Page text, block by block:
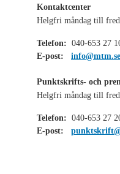
Kontaktcenter
Helgfri måndag till
Telefon: 040-653 27
E-post:
info@mtm.se
Punktskrifts- och
Helgfri måndag till
Telefon: 040-653 27
E-post: